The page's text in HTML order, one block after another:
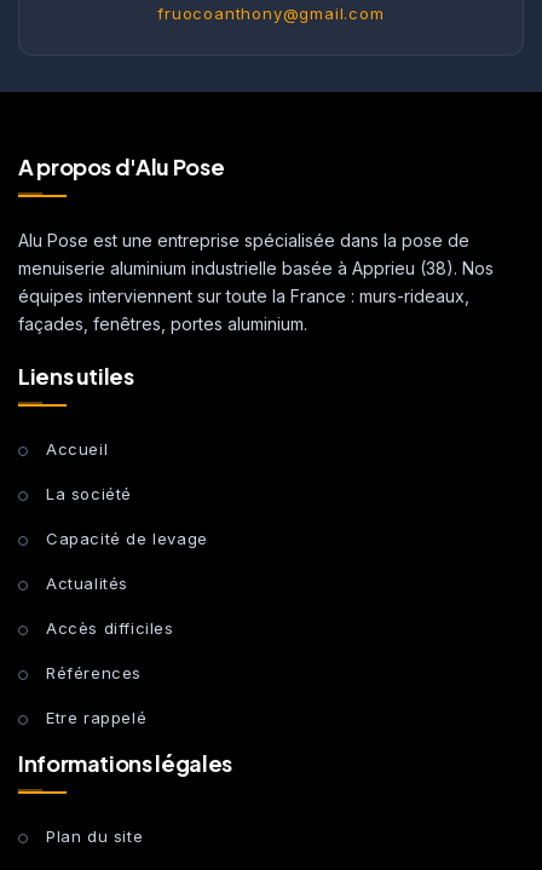
fruocoanthony@gmail.com
A propos d'Alu Pose
Alu Pose est une entreprise spécialisée dans la pose de
menuiserie aluminium industrielle basée à Apprieu (38). Nos
équipes interviennent sur toute la France : murs-rideaux,
façades, fenêtres, portes aluminium.
Liens utiles
Accueil
La société
Capacité de levage
Actualités
Accès difficiles
Références
Etre rappelé
Informations légales
Plan du site